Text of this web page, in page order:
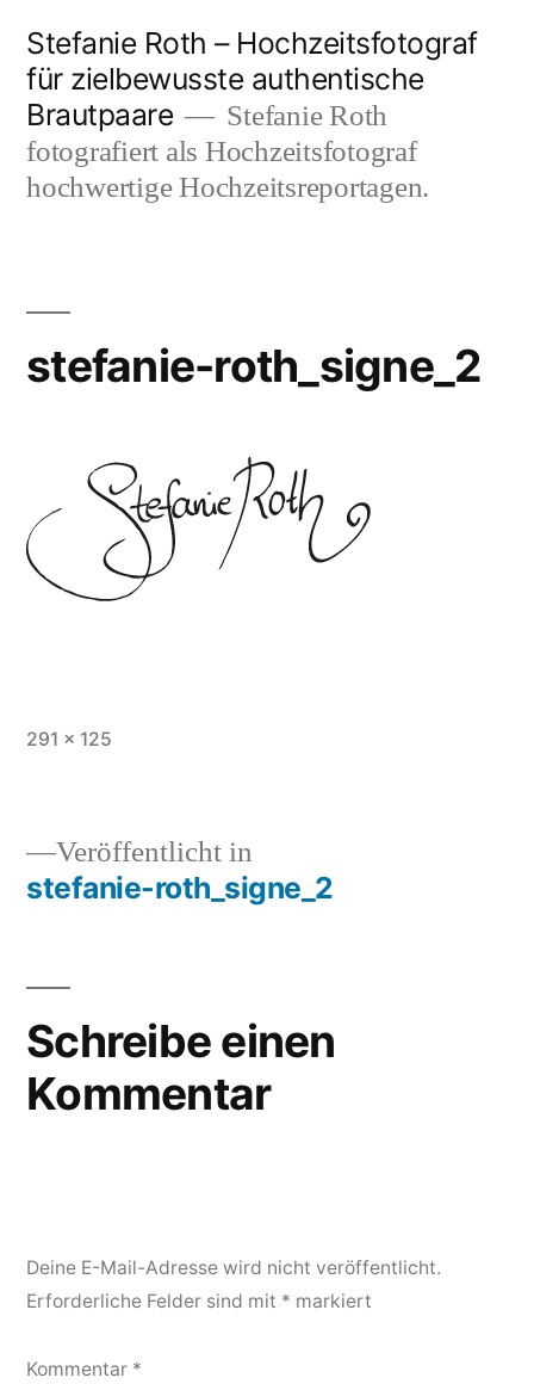
Inhalt
springen
Stefanie Roth – Hochzeitsfotograf
für zielbewusste authentische
Brautpaare
Stefanie Roth
fotografiert als Hochzeitsfotograf
hochwertige Hochzeitsreportagen.
stefanie-roth_signe_2
Vollständige
291 × 125
Beitragsnavigation
Veröffentlicht in
stefanie-roth_signe_2
Schreibe einen
Kommentar
Deine E-Mail-Adresse wird nicht veröffentlicht.
Erforderliche Felder sind mit * markiert
Kommentar *